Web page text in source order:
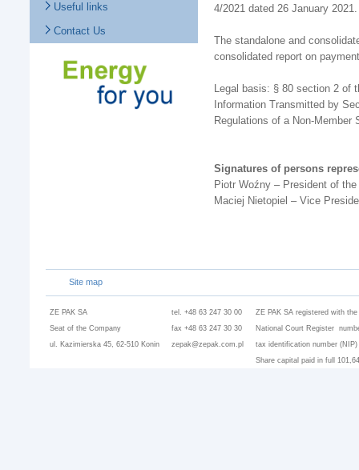
Useful links
Contact Us
4/2021 dated 26 January 2021.
The standalone and
consolidated report on
Legal basis: § 80 section 2 of
Information Transmitted by
Regulations of a Non-Member
Signatures of persons
Piotr Woźny – President of
Maciej Nietopiel – Vice
Site map
ZE PAK SA
Seat of the Company
ul. Kazimierska 45, 62-510 Konin
tel. +48 63 247 30 00
fax +48 63 247 30 30
zepak@zepak.com.pl
ZE PAK SA registered with
National Court Register
tax identification number (NIP)
Share capital paid in full